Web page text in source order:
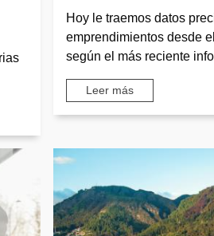
Hoy le traemos datos
emprendimientos desde
según el más reciente
Leer más